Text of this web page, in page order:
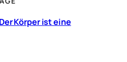
Körper ist eine